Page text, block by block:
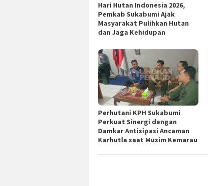
Hari Hutan Indonesia 2026,
Pemkab Sukabumi Ajak
Masyarakat Pulihkan Hutan
dan Jaga Kehidupan
Perhutani KPH Sukabumi
Perkuat Sinergi dengan
Damkar Antisipasi Ancaman
Karhutla saat Musim Kemarau